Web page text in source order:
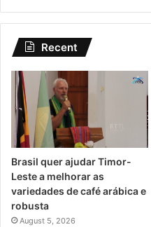
Recent
Brasil quer ajudar Timor-
Leste a melhorar as
variedades de café arábica e
robusta
August 5, 2026